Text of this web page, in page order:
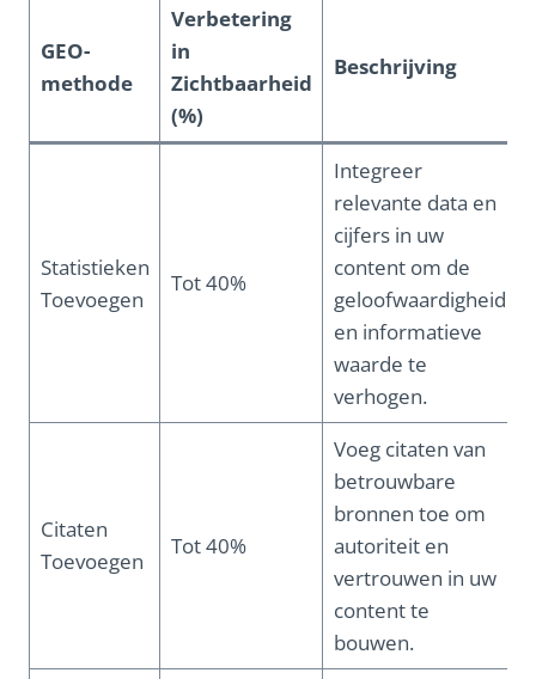
GEO-
methode
Verbetering
in
Zichtbaarheid
(%)
Beschrijving
Statistieken
Toevoegen
Tot 40%
Integreer
relevante data en
cijfers in uw
content om de
geloofwaardigheid
en informatieve
waarde te
verhogen.
Citaten
Toevoegen
Tot 40%
Voeg citaten van
betrouwbare
bronnen toe om
autoriteit en
vertrouwen in uw
content te
bouwen.